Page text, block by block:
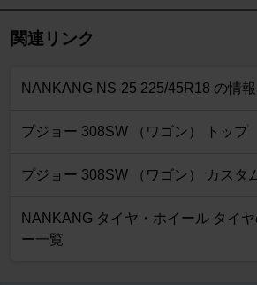
関連リンク
NANKANG NS-25 225/45R18 の情
プジョー 308SW （ワゴン） トップ
プジョー 308SW （ワゴン） カスタ
NANKANG タイヤ・ホイール タイヤ
ー一覧